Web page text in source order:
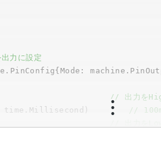
力に設定
// 出力を
* time.Millisecond)
//